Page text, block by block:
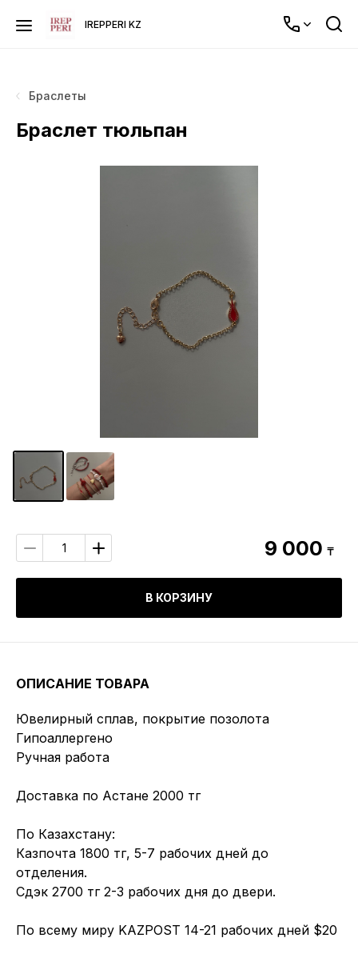
IREPPERI KZ
Браслеты
Браслет тюльпан
9 000 ₸
В КОРЗИНУ
ОПИСАНИЕ ТОВАРА
Ювелирный сплав, покрытие позолота
Гипоаллергено
Ручная работа
Доставка по Астане 2000 тг
По Казахстану:
Казпочта 1800 тг, 5-7 рабочих дней до
отделения.
Сдэк 2700 тг 2-3 рабочих дня до двери.
По всему миру KAZPOST 14-21 рабочих дней $20